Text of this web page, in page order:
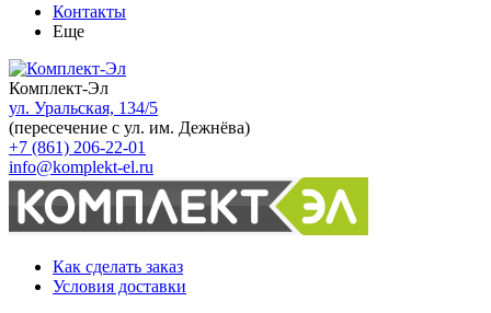
Контакты
Еще
Комплект-Эл
ул. Уральская, 134/5
(пересечение с ул. им. Дежнёва)
+7 (861) 206-22-01
info@komplekt-el.ru
Как сделать заказ
Условия доставки